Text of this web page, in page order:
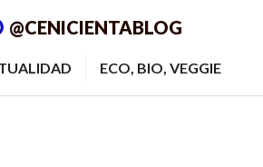
@CENICIENTABLOG
ECO, BIO, VEGGIE